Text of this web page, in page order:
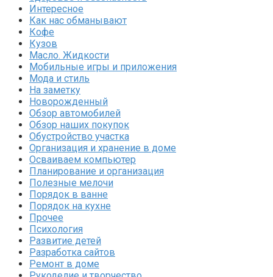
Интересное
Как нас обманывают
Кофе
Кузов
Масло. Жидкости
Мобильные игры и приложения
Мода и стиль
На заметку
Новорожденный
Обзор автомобилей
Обзор наших покупок
Обустройство участка
Организация и хранение в доме
Осваиваем компьютер
Планирование и организация
Полезные мелочи
Порядок в ванне
Порядок на кухне
Прочее
Психология
Развитие детей
Разработка сайтов
Ремонт в доме